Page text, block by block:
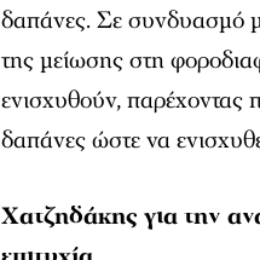
δαπάνες. Σε συνδυασμό
της μείωσης στη
ενισχυθούν, παρέχοντας
δαπάνες ώστε να
Χατζηδάκης για την